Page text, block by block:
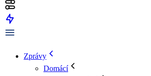
Zprávy
Domácí